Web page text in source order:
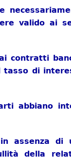
valido ai
contratti
tasso di
abbiano
assenza di
della